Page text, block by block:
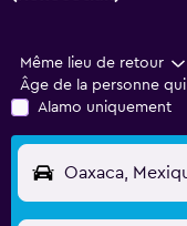
Même lieu de retour
Âge de la personne
Alamo uniquement